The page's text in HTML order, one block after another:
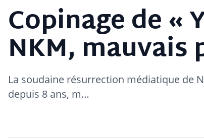
Copinage de «
NKM, mauvais
La soudaine résurrection médiatique de
depuis 8 ans, m…